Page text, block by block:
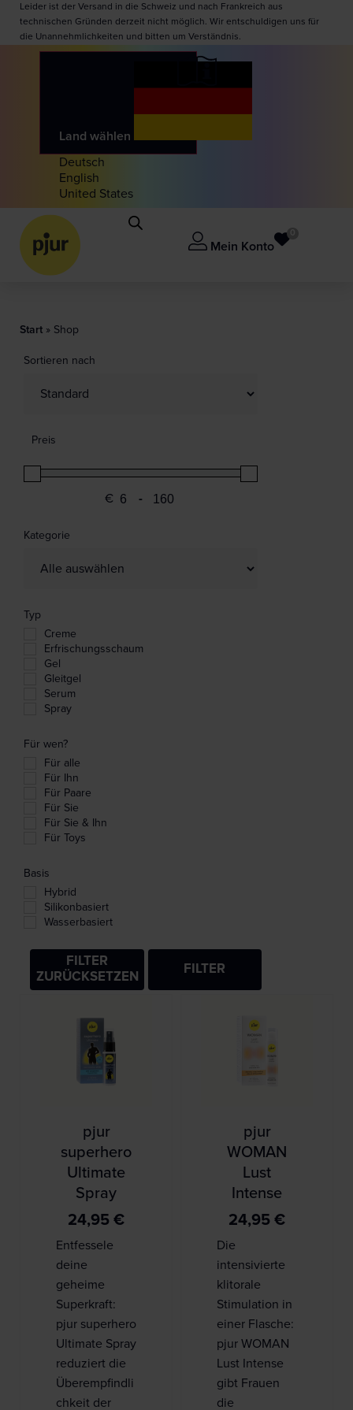
Leider ist der Versand in die Schweiz und nach Frankreich aus
technischen Gründen derzeit nicht möglich. Wir entschuldigen uns für
die Unannehmlichkeiten und bitten um Verständnis.
Land wählen
Deutsch
English
United States
Mein Konto
Start » Shop
Sortieren nach
Preis
€ Minimum Price
- Maximum Price
Kategorie
Typ
Creme
Erfrischungsschaum
Gel
Gleitgel
Serum
Spray
Für wen?
Für alle
Für Ihn
Für Paare
Für Sie
Für Sie & Ihn
Für Toys
Basis
Hybrid
Silikonbasiert
Wasserbasiert
FILTER
FILTER
ZURÜCKSETZEN
pjur
superhero
Ultimate
Spray
24,95 €
Entfessele
deine
geheime
Superkraft:
pjur superhero
Ultimate Spray
reduziert die
Überempfindli
chkeit der
pjur
WOMAN
Lust
Intense
24,95 €
Die
intensivierte
klitorale
Stimulation in
einer Flasche:
pjur WOMAN
Lust Intense
gibt Frauen
die